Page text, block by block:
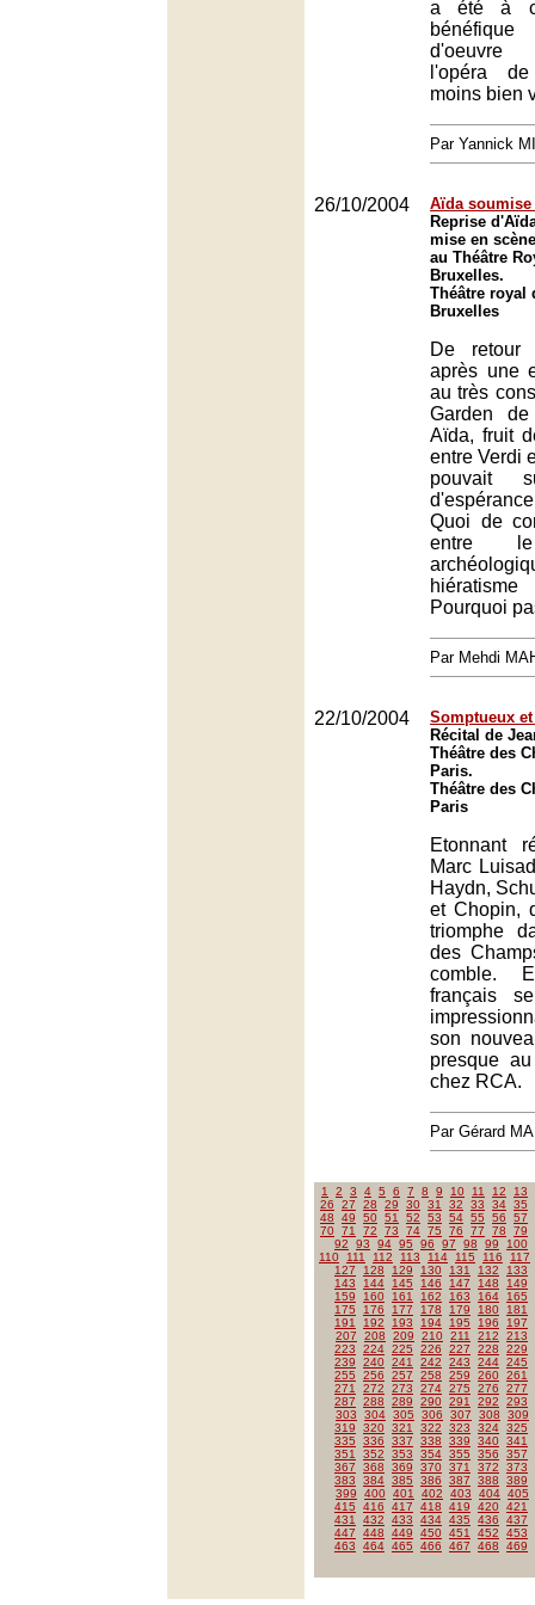
a été à
d'oeuvre
l'opéra
moins bien
Par Yannick
26/10/2004
Aïda soumise
Reprise
mise en
au Théâtre
Bruxelles.
Théâtre royal
Bruxelles
De
après une
au très
Garden
Aïda, fruit
entre Verdi
pouvait
Quoi de
entre le
Pourquoi
Par Mehdi
22/10/2004
Somptueux
Récital de
Théâtre des
Paris.
Théâtre des
Paris
Etonnant
Marc
Haydn,
et Chopin,
triomphe
des
comble.
français
son
presque
chez RCA.
Par Gérard
1 2 3 4 5 6 7 8 9 10 11 12
13
26
27 28 29 30 31 32 33 34 35
48
49 50 51 52 53 54 55 56
57
70 71 72 73 74 75 76 77 78
79
92
93 94 95 96 97 98 99
100
110
111 112 113 114 115 116
117
127
128 129 130 131 132
133
143
144 145 146 147 148
149
159
160 161 162 163 164
165
175
176 177 178 179 180
181
191
192 193 194 195 196
197
207
208 209 210 211 212
213
223
224 225 226 227 228
229
239
240 241 242 243 244 245
255
256 257 258 259 260 261
271
272 273 274 275 276
277
287
288 289 290 291 292
293
303
304 305 306 307 308
309
319
320 321 322 323 324 325
335
336 337 338 339 340 341
351
352 353 354 355 356
357
367
368 369 370 371 372
373
383
384 385 386 387 388
389
399
400 401 402 403 404 405
415
416 417 418 419 420 421
431
432 433 434 435 436
437
447
448 449 450 451 452
453
463
464 465 466 467 468 469